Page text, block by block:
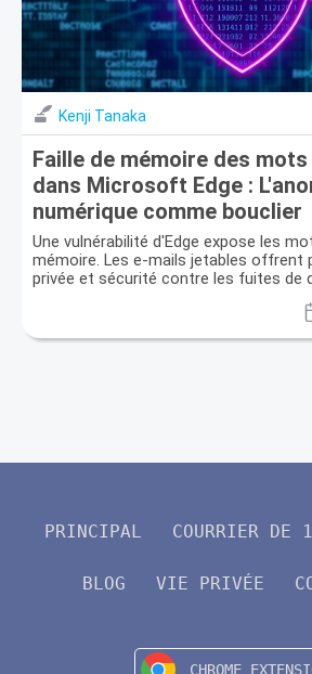
Kenji Tanaka
Faille de mémoire des
dans Microsoft Edge :
numérique comme bouclier
Une vulnérabilité d'Edge expose les
mémoire. Les e-mails jetables offrent
privée et sécurité contre les fuites de
PRINCIPAL COURRIER DE
BLOG VIE PRIVÉE